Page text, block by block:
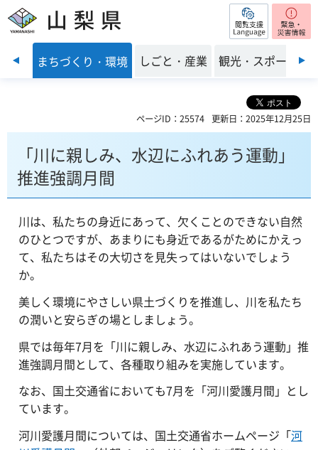
山梨県 閲覧支援
祉 まちづくり・環境 しごと・産業 観光・スポーツ
ページID：25574 更新日：2025年12月25日
「川に親しみ、水辺にふれあう運動」
推進強調月間
川は、私たちの身近にあって、欠くことのできない自然
のひとつですが、あまりにも身近であるがためにかえっ
て、私たちはその大切さを見失ってはいないでしょう
か。
美しく環境にやさしい県土づくりを推進し、川を私たち
の潤いと安らぎの場としましょう。
県では毎年7月を「川に親しみ、水辺にふれあう運動」推
進強調月間として、各種取り組みを実施しています。
なお、国土交通省においても7月を「河川愛護月間」とし
ています。
河川愛護月間については、国土交通省ホームページ「河